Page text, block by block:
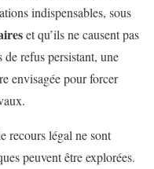
indispensables, sous
et qu’ils ne causent pas
refus persistant, une
envisagée pour forcer
recours légal ne sont
peuvent être explorées.